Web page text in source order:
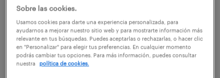
otorgará menos de $50 mil. El
tramo siguiente es 130 y 180 mil pesos, con
18%; luego $90 y $130 mil, con 16% de
las menciones; mientras que solo 5% de
Sobre las cookies.
Usamos cookies para darte una experiencia personalizada, para
ayudarnos a mejorar nuestro sitio web y para mostrarte información más
relevante en tus búsquedas. Puedes aceptarlas o rechazarlas, o hacer clic
en "Personalizar" para elegir tus preferencias. En cualquier momento
podrás cambiar tus opciones. Para más información, puedes consultar
nuestra
política de cookies.